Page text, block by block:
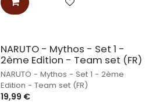
NARUTO - Mythos - Set 1 -
2ème Edition - Team set (FR)
NARUTO - Mythos - Set 1 - 2ème
Edition - Team set (FR)
19,99 €